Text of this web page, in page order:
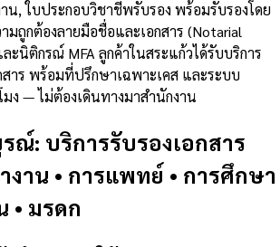
น, ใบประกอบวิชาชีพรับรอง พร้อมรับรองโดย
ถูกต้องลายมือชื่อและเอกสาร (Notarial
ะนิติกรณ์ MFA ลูกค้าในสระแก้วได้รับบริการ
สาร พร้อมที่ปรึกษาเฉพาะเคส และระบบ
ง — ไม่ต้องเดินทางมาสำนักงาน
: บริการรับรองเอกสาร
งาน • การแพทย์ • การศึกษา
• มรดก